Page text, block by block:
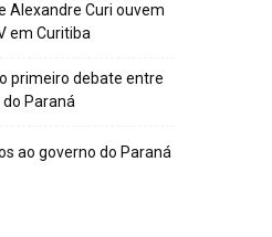
Alexandre Curi ouvem
em Curitiba
primeiro debate entre
Paraná
ao governo do Paraná